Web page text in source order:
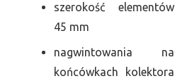
szerokość elementów
45 mm
nagwintowania na
końcówkach kolektora